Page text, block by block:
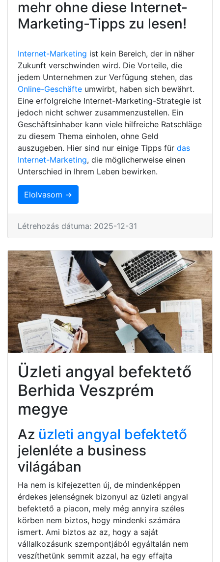
mehr ohne diese Internet-
Marketing-Tipps zu lesen!
Internet-Marketing ist kein Bereich, der in näher
Zukunft verschwinden wird. Die Vorteile, die
jedem Unternehmen zur Verfügung stehen, das
Online-Geschäfte umwirbt, haben sich bewährt.
Eine erfolgreiche Internet-Marketing-Strategie ist
jedoch nicht schwer zusammenzustellen. Ein
Geschäftsinhaber kann viele hilfreiche Ratschläge
zu diesem Thema einholen, ohne Geld
auszugeben. Hier sind nur einige Tipps für das
Internet-Marketing, die möglicherweise einen
Unterschied in Ihrem Leben bewirken.
Elolvasom →
Létrehozás dátuma: 2025-12-31
Üzleti angyal befektető
Berhida Veszprém
megye
Az üzleti angyal befektető
jelenléte a business
világában
Ha nem is kifejezetten új, de mindenképpen
érdekes jelenségnek bizonyul az üzleti angyal
befektető a piacon, mely még annyira széles
körben nem biztos, hogy mindenki számára
ismert. Ami biztos az az, hogy a saját
vállalkozásunk szempontjából egyáltalán nem
veszíthetünk semmit azzal, ha egy effajta